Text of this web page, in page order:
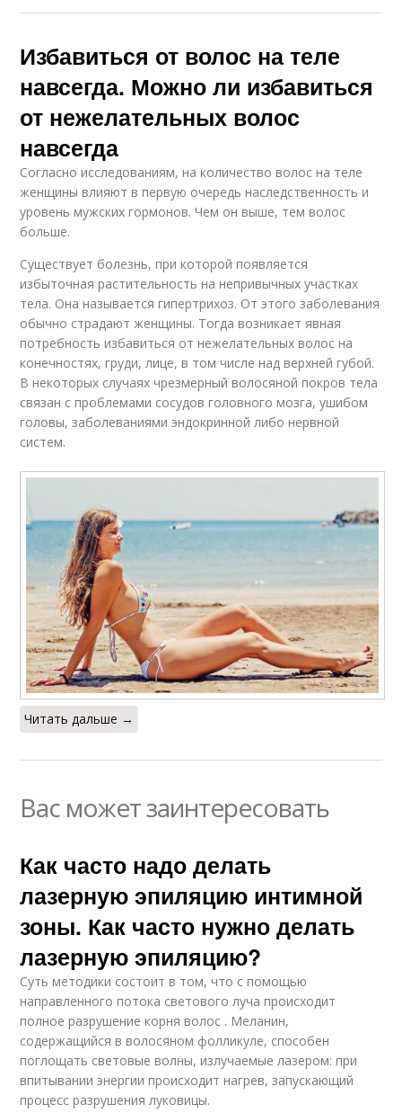
Избавиться от волос на теле
навсегда. Можно ли избавиться
от нежелательных волос
навсегда
Согласно исследованиям, на количество волос на теле
женщины влияют в первую очередь наследственность и
уровень мужских гормонов. Чем он выше, тем волос
больше.
Существует болезнь, при которой появляется
избыточная растительность на непривычных участках
тела. Она называется гипертрихоз. От этого заболевания
обычно страдают женщины. Тогда возникает явная
потребность избавиться от нежелательных волос на
конечностях, груди, лице, в том числе над верхней губой.
В некоторых случаях чрезмерный волосяной покров тела
связан с проблемами сосудов головного мозга, ушибом
головы, заболеваниями эндокринной либо нервной
систем.
Читать дальше →
Вас может заинтересовать
Как часто надо делать
лазерную эпиляцию интимной
зоны. Как часто нужно делать
лазерную эпиляцию?
Суть методики состоит в том, что с помощью
направленного потока светового луча происходит
полное разрушение корня волос . Меланин,
содержащийся в волосяном фолликуле, способен
поглощать световые волны, излучаемые лазером: при
впитывании энергии происходит нагрев, запускающий
процесс разрушения луковицы.